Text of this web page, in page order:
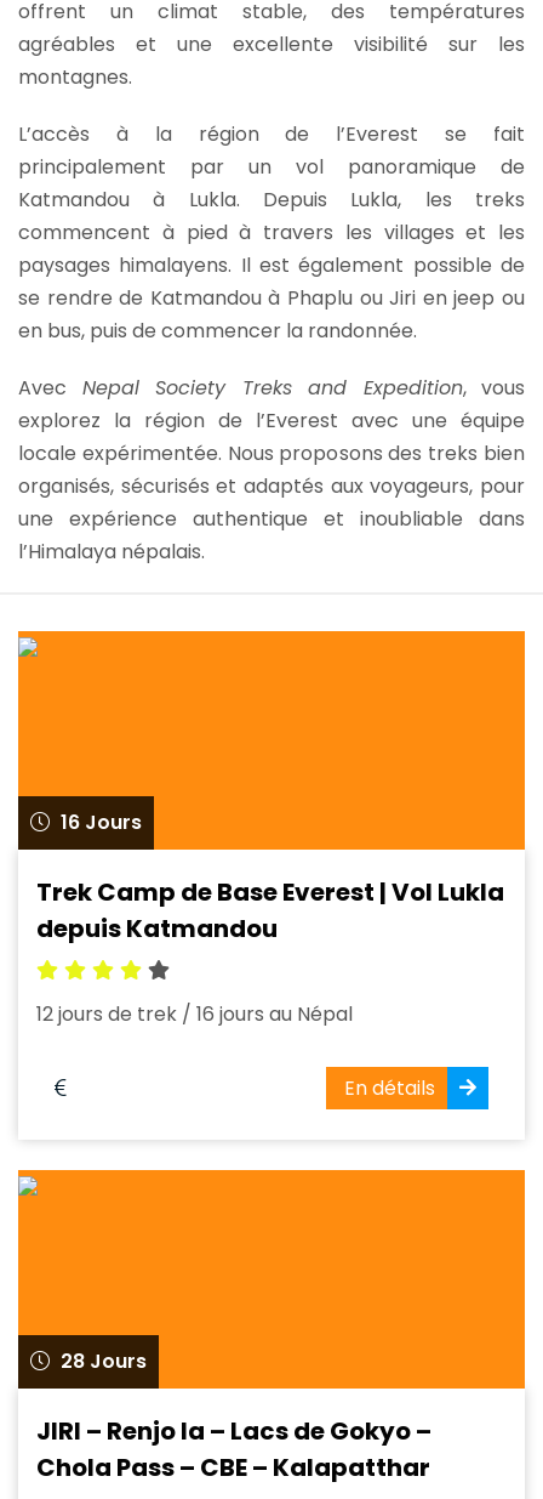
offrent un climat stable, des températures
agréables et une excellente visibilité sur les
montagnes.
L’accès à la région de l’Everest se fait
principalement par un vol panoramique de
Katmandou à Lukla. Depuis Lukla, les treks
commencent à pied à travers les villages et les
paysages himalayens. Il est également possible de
se rendre de Katmandou à Phaplu ou Jiri en jeep ou
en bus, puis de commencer la randonnée.
Avec Nepal Society Treks and Expedition, vous
explorez la région de l’Everest avec une équipe
locale expérimentée. Nous proposons des treks bien
organisés, sécurisés et adaptés aux voyageurs, pour
une expérience authentique et inoubliable dans
l’Himalaya népalais.
16 Jours
Trek Camp de Base Everest | Vol Lukla
depuis Katmandou
12 jours de trek / 16 jours au Népal
En détails
28 Jours
JIRI – Renjo la – Lacs de Gokyo –
Chola Pass – CBE – Kalapatthar